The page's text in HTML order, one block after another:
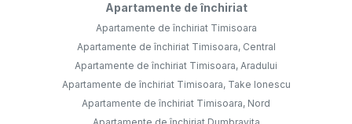
Apartamente de închiriat
Apartamente de închiriat Timisoara
Apartamente de închiriat Timisoara, Central
Apartamente de închiriat Timisoara, Aradului
Apartamente de închiriat Timisoara, Take Ionescu
Apartamente de închiriat Timisoara, Nord